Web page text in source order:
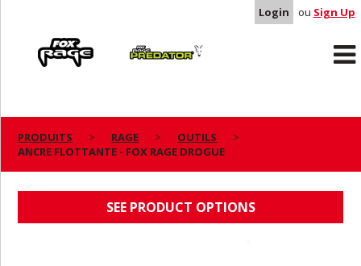
Login ou Sign Up
Predator
PRODUITS RAGE
OUTILS
ANCRE FLOTTANTE - FOX RAGE DROGUE
SEE PRODUCT OPTIONS